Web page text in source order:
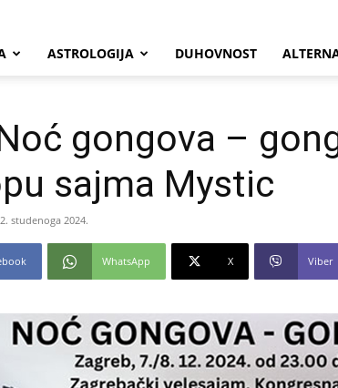
ASTROLOGIJA DUHOVNOST
gongova –
sajma Mystic
studenoga 2024.
WhatsApp X Viber